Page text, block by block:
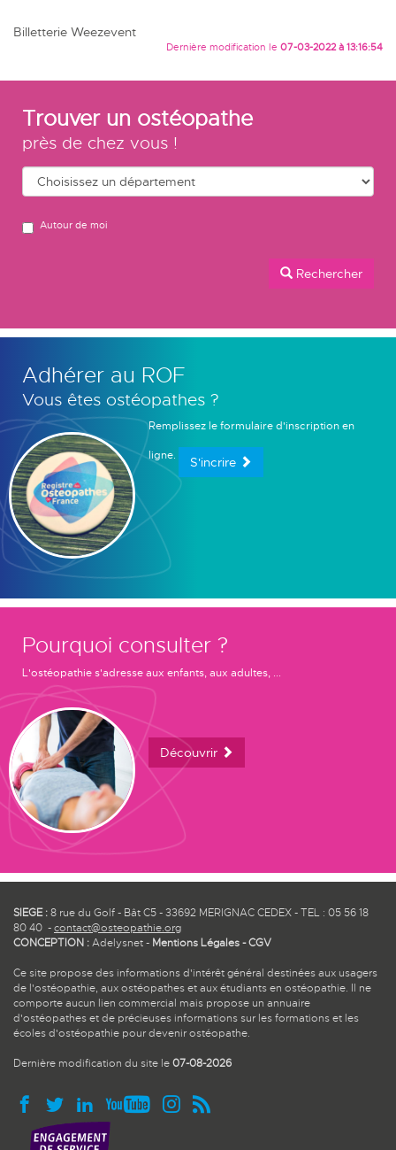
Billetterie Weezevent
Dernière modification le 07-03-2022 à 13:16:54
Trouver un ostéopathe
près de chez vous !
Autour de moi
Rechercher
Adhérer au ROF
Vous êtes ostéopathes ?
Remplissez le formulaire d'inscription en
ligne. S'incrire
Pourquoi consulter ?
L'ostéopathie s'adresse aux enfants, aux adultes, ...
Découvrir
SIEGE :8 rue du Golf - Bât C5 - 33692 MERIGNAC CEDEX - TEL : 05 56 18
80 40 -contact@osteopathie.org
CONCEPTION :Adelysnet- Mentions Légales-CGV
Ce site propose des informations d'intérêt général destinées aux usagers
de l'ostéopathie, aux ostéopathes et aux étudiants en ostéopathie. Il ne
comporte aucun lien commercial mais propose un annuaire
d'ostéopathes et de précieuses informations sur les formations et les
écoles d'ostéopathie pour devenir ostéopathe.
Dernière modification du site le07-08-2026